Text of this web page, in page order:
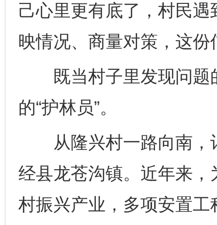
己心里更有底了，村民
映情况、商量对策，这
既当村子里发现问题
的“护林员”。
从隆兴村一路向南，
经县龙苍沟镇。近年来
村振兴产业，多项安置